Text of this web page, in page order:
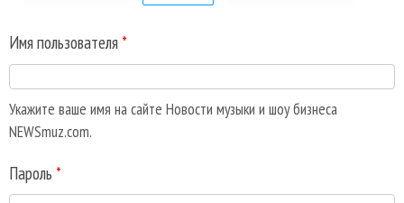
Имя пользователя *
Укажите ваше имя на сайте Новости музыки и шоу бизнеса
NEWSmuz.com.
Пароль *